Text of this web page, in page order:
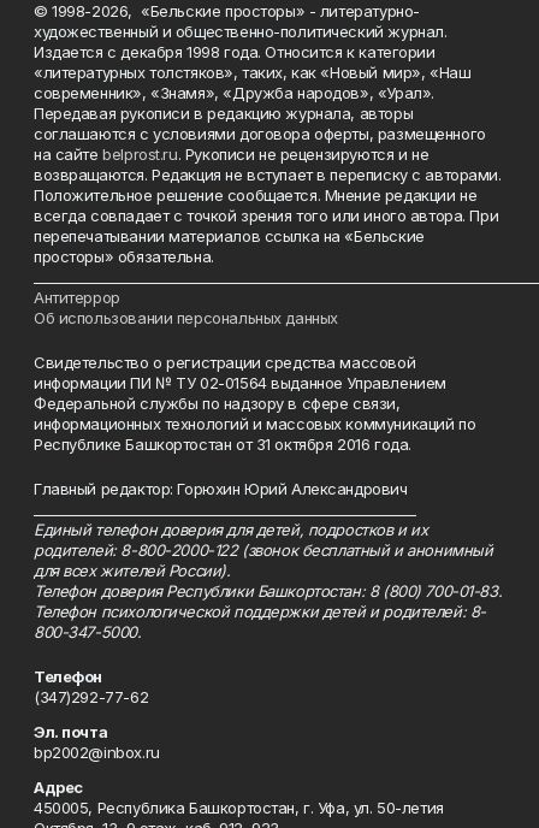
© 1998-2026, «Бельские просторы» - литературно-
художественный и общественно-политический журнал.
Издается с декабря 1998 года. Относится к категории
«литературных толстяков», таких, как «Новый мир», «Наш
современник», «Знамя», «Дружба народов», «Урал».
Передавая рукописи в редакцию журнала, авторы
соглашаются с условиями договора оферты, размещенного
на сайтеbelprost.ru. Рукописи не рецензируются и не
возвращаются. Редакция не вступает в переписку с авторами.
Положительное решение сообщается. Мнение редакции не
всегда совпадает с точкой зрения того или иного автора. При
перепечатывании материалов ссылка на «Бельские
просторы» обязательна.
Антитеррор
Об использовании персональных данных
Свидетельство о регистрации средства массовой
информации ПИ № ТУ 02-01564 выданное Управлением
Федеральной службы по надзору в сфере связи,
информационных технологий и массовых коммуникаций по
Республике Башкортостан от 31 октября 2016 года.
Главный редактор: Горюхин Юрий Александрович
Единый телефон доверия для детей, подростков и их
родителей: 8-800-2000-122 (звонок бесплатный и анонимный
для всех жителей России).
Телефон доверия Республики Башкортостан: 8 (800) 700-01-83.
Телефон психологической поддержки детей и родителей: 8-
800-347-5000.
Телефон
(347)292-77-62
Эл. почта
bp2002@inbox.ru
Адрес
450005, Республика Башкортостан, г. Уфа, ул. 50-летия